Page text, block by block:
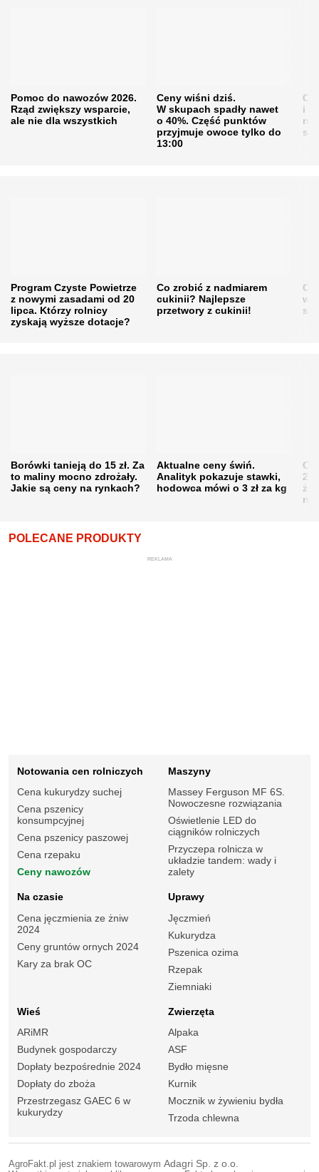
Pomoc do nawozów 2026.
Rząd zwiększy wsparcie,
ale nie dla wszystkich
Ceny wiśni dziś.
W skupach spadły nawet
o 40%. Część punktów
przyjmuje owoce tylko do
13:00
i
Program Czyste Powietrze
z nowymi zasadami od 20
lipca. Którzy rolnicy
zyskają wyższe dotacje?
Co zrobić z nadmiarem
cukinii? Najlepsze
przetwory z cukinii!
w
Borówki tanieją do 15 zł. Za
to maliny mocno zdrożały.
Jakie są ceny na rynkach?
Aktualne ceny świń.
Analityk pokazuje stawki,
hodowca mówi o 3 zł za kg
POLECANE PRODUKTY
REKLAMA
Notowania cen rolniczych
Cena kukurydzy suchej
Cena pszenicy
konsumpcyjnej
Cena pszenicy paszowej
Cena rzepaku
Ceny nawozów
Maszyny
Massey Ferguson MF 6S.
Nowoczesne rozwiązania
Oświetlenie LED do
ciągników rolniczych
Przyczepa rolnicza w
układzie tandem: wady i
zalety
Na czasie
Cena jęczmienia ze żniw
2024
Ceny gruntów ornych 2024
Kary za brak OC
Uprawy
Jęczmień
Kukurydza
Pszenica ozima
Rzepak
Ziemniaki
Wieś
ARiMR
Budynek gospodarczy
Dopłaty bezpośrednie 2024
Dopłaty do zboża
Przestrzegasz GAEC 6 w
kukurydzy
Zwierzęta
Alpaka
ASF
Bydło mięsne
Kurnik
Mocznik w żywieniu bydła
Trzoda chlewna
AgroFakt.pl jest znakiem towarowym Adagri Sp. z o.o.